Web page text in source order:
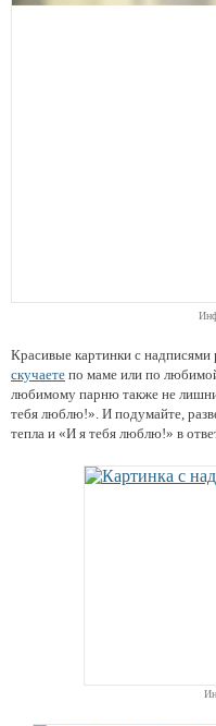
Красивые картинки с
скучаете по маме или по
любимому парню также не
тебя люблю!». И подумайте,
тепла и «И я тебя люблю!» в